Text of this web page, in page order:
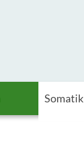
Somatik